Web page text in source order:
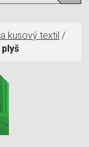
kusový textil /